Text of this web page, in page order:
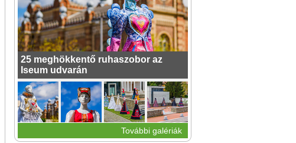
25 meghökkentő ruhaszobor az
Iseum udvarán
További galériák